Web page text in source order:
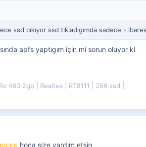
ssd cıkıyor ssd tıkladıgımda sadece -
apfs yaptıgım için mi sorun oluyor ki
460 2gb Realtek RT8111 256 ssd
hoca size yardım etsin